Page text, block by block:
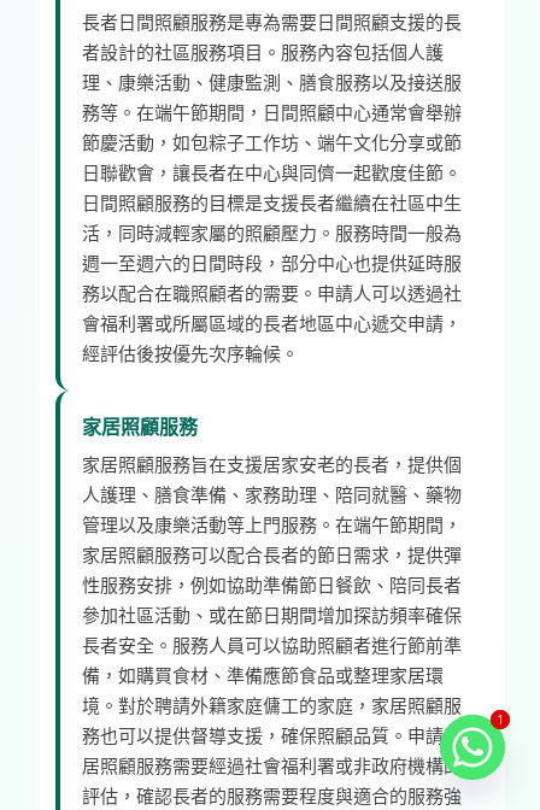
長者日間照顧服務是專為需要日間照顧支援的長
者設計的社區服務項目。服務內容包括個人護
理、康樂活動、健康監測、膳食服務以及接送服
務等。在端午節期間，日間照顧中心通常會舉辦
節慶活動，如包粽子工作坊、端午文化分享或節
日聯歡會，讓長者在中心與同儕一起歡度佳節。
日間照顧服務的目標是支援長者繼續在社區中生
活，同時減輕家屬的照顧壓力。服務時間一般為
週一至週六的日間時段，部分中心也提供延時服
務以配合在職照顧者的需要。申請人可以透過社
會福利署或所屬區域的長者地區中心遞交申請，
經評估後按優先次序輪候。
家居照顧服務
家居照顧服務旨在支援居家安老的長者，提供個
人護理、膳食準備、家務助理、陪同就醫、藥物
管理以及康樂活動等上門服務。在端午節期間，
家居照顧服務可以配合長者的節日需求，提供彈
性服務安排，例如協助準備節日餐飲、陪同長者
參加社區活動、或在節日期間增加探訪頻率確保
長者安全。服務人員可以協助照顧者進行節前準
備，如購買食材、準備應節食品或整理家居環
境。對於聘請外籍家庭傭工的家庭，家居照顧服
務也可以提供督導支援，確保照顧品質。申請家
居照顧服務需要經過社會福利署或非政府機構的
評估，確認長者的服務需要程度與適合的服務強
11